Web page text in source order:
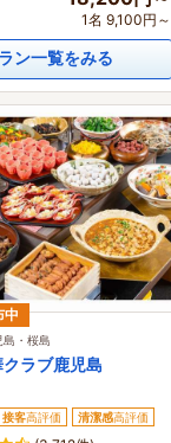
1名 9,100円～
ン一覧をみる
中
島・桜島
ラブ鹿児島
接客高評価 清潔感高評価